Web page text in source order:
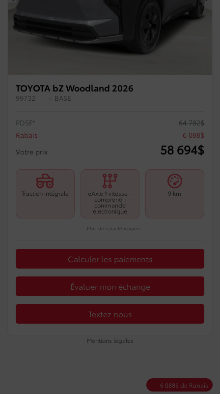
Précédent
TOYOTA bZ Woodland 2026
99732 – BASE
PDSF* 64 782$
Rabais
6 088$
Votre prix
58 694$
Traction intégrale eAxle 1 vitesse -
comprend :
commande
électronique
9 km
Plus de caractéristiques
Calculer les paiements
Évaluer mon échange
Textez nous
Mentions légales
6 088$ de Rabais